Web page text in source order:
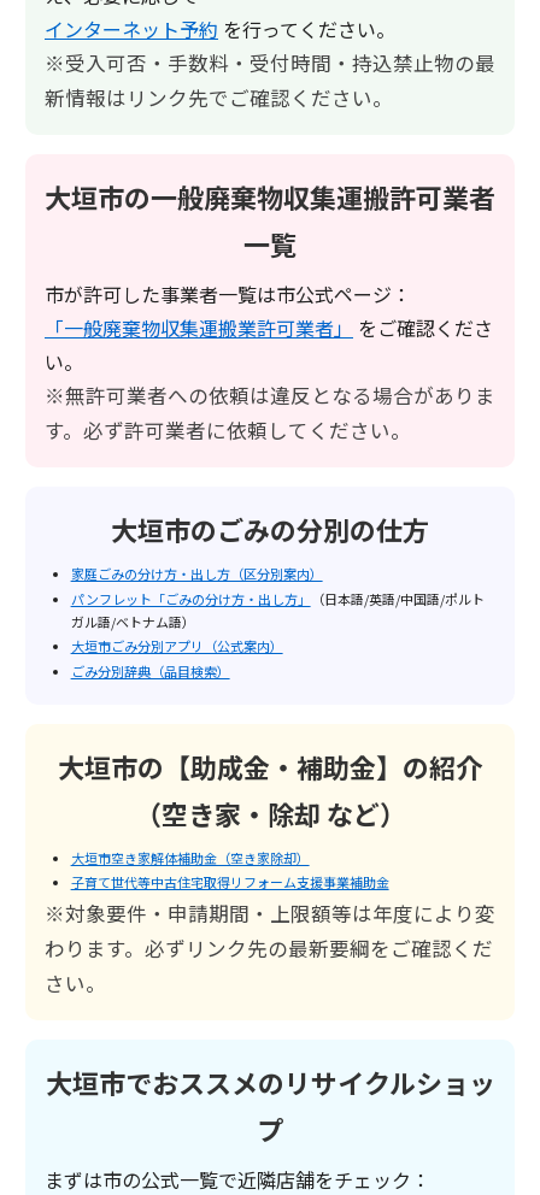
インターネット予約 を行ってください。
※受入可否・手数料・受付時間・持込禁止物の最
新情報はリンク先でご確認ください。
大垣市の一般廃棄物収集運搬許可業者
一覧
市が許可した事業者一覧は市公式ページ：
「一般廃棄物収集運搬業許可業者」
をご確認くださ
い。
※無許可業者への依頼は違反となる場合がありま
す。必ず許可業者に依頼してください。
大垣市のごみの分別の仕方
家庭ごみの分け方・出し方（区分別案内）
パンフレット「ごみの分け方・出し方」
（日本語/英語/中国語/ポルト
ガル語/ベトナム語）
大垣市ごみ分別アプリ（公式案内）
ごみ分別辞典（品目検索）
大垣市の【助成金・補助金】の紹介
（空き家・除却 など）
大垣市空き家解体補助金（空き家除却）
子育て世代等中古住宅取得リフォーム支援事業補助金
※対象要件・申請期間・上限額等は年度により変
わります。必ずリンク先の最新要綱をご確認くだ
さい。
大垣市でおススメのリサイクルショッ
プ
まずは市の公式一覧で近隣店舗をチェック：